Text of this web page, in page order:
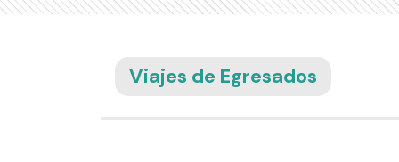
Viajes de Egresados